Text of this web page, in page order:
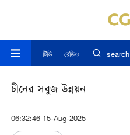
টিভি রেডিও search
চীনের সবুজ উন্নয়ন
06:32:46 15-Aug-2025